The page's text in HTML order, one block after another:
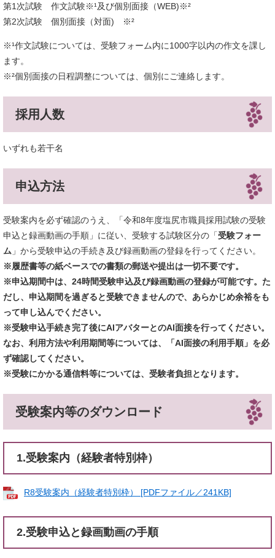
第1次試験 作文試験※¹及び個別面接（WEB)※²
第2次試験 個別面接（対面) ※²
※¹作文試験については、受験フォーム内に1000字以内の作文を課し
ます。
※²個別面接の日程調整については、個別にご連絡します。
採用人数
いずれも若干名
申込方法
受験案内を必ず確認のうえ、「令和8年度塩尻市職員採用試験の受験
申込と録画動画の手順」に従い、受験する試験区分の「受験フォー
ム 」から受験申込の手続き及び録画動画の登録を行ってください。
※履歴書等の紙ベースでの書類の郵送や提出は一切不要です。
※申込期間中は、24時間受験申込及び録画動画の登録が可能です。た
だし、申込期間を過ぎると受験できませんので、あらかじめ余裕をも
って申し込んでください。
※受験申込手続き完了後にAIアバターとのAI面接を行ってください。
なお、利用方法や利用期間等については、「AI面接の利用手順」を必
ず確認してください。
※受験にかかる通信料等については、受験者負担となります。
受験案内等のダウンロード
1.受験案内（経験者特別枠）​
R8受験案内（経験者特別枠） [PDFファイル／241KB]
2.受験申込と録画動画の手順